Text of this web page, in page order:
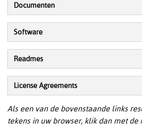
Documenten
Software
Readmes
License Agreements
Als een van de bovenstaande links
tekens in uw browser, klik dan met